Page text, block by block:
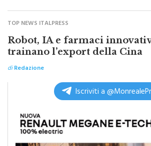
diRedazione
TOP NEWS ITALPRESS
Robot, IA e farmaci innovativi
trainano l’export della Cina
di